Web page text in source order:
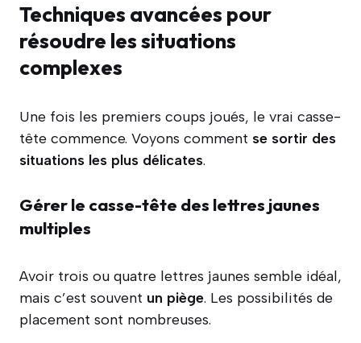
Techniques avancées pour
résoudre les situations
complexes
Une fois les premiers coups joués, le vrai casse-
tête commence. Voyons comment se sortir des
situations les plus délicates.
Gérer le casse-tête des lettres jaunes
multiples
Avoir trois ou quatre lettres jaunes semble idéal,
mais c’est souvent un piège. Les possibilités de
placement sont nombreuses.